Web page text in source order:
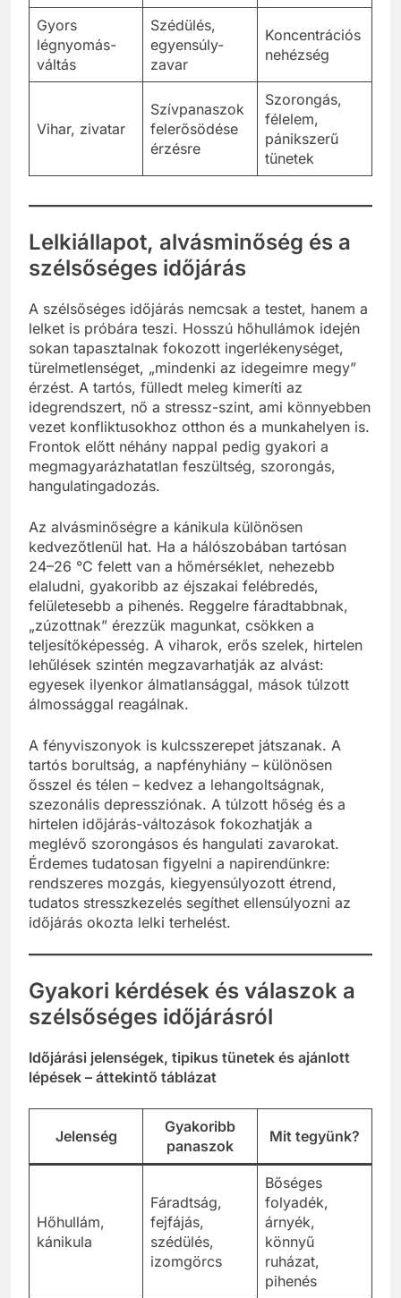
Gyors
légnyomás-
váltás
Szédülés,
egyensúly-
zavar
Koncentrációs
nehézség
Vihar, zivatar
Szívpanaszok
felerősödése
érzésre
Szorongás,
félelem,
pánikszerű
tünetek
Lelkiállapot, alvásminőség és a
szélsőséges időjárás
A szélsőséges időjárás nemcsak a testet, hanem a
lelket is próbára teszi. Hosszú hőhullámok idején
sokan tapasztalnak fokozott ingerlékenységet,
türelmetlenséget, „mindenki az idegeimre megy”
érzést. A tartós, fülledt meleg kimeríti az
idegrendszert, nő a stressz-szint, ami könnyebben
vezet konfliktusokhoz otthon és a munkahelyen is.
Frontok előtt néhány nappal pedig gyakori a
megmagyarázhatatlan feszültség, szorongás,
hangulatingadozás.
Az alvásminőségre a kánikula különösen
kedvezőtlenül hat. Ha a hálószobában tartósan
24–26 °C felett van a hőmérséklet, nehezebb
elaludni, gyakoribb az éjszakai felébredés,
felületesebb a pihenés. Reggelre fáradtabbnak,
„zúzottnak” érezzük magunkat, csökken a
teljesítőképesség. A viharok, erős szelek, hirtelen
lehűlések szintén megzavarhatják az alvást:
egyesek ilyenkor álmatlansággal, mások túlzott
álmossággal reagálnak.
A fényviszonyok is kulcsszerepet játszanak. A
tartós borultság, a napfényhiány – különösen
ősszel és télen – kedvez a lehangoltságnak,
szezonális depressziónak. A túlzott hőség és a
hirtelen időjárás-változások fokozhatják a
meglévő szorongásos és hangulati zavarokat.
Érdemes tudatosan figyelni a napirendünkre:
rendszeres mozgás, kiegyensúlyozott étrend,
tudatos stresszkezelés segíthet ellensúlyozni az
időjárás okozta lelki terhelést.
Gyakori kérdések és válaszok a
szélsőséges időjárásról
Időjárási jelenségek, tipikus tünetek és ajánlott
lépések – áttekintő táblázat
Jelenség
Gyakoribb
panaszok
Mit tegyünk?
Hőhullám,
kánikula
Fáradtság,
fejfájás,
szédülés,
izomgörcs
Bőséges
folyadék,
árnyék,
könnyű
ruházat,
pihenés